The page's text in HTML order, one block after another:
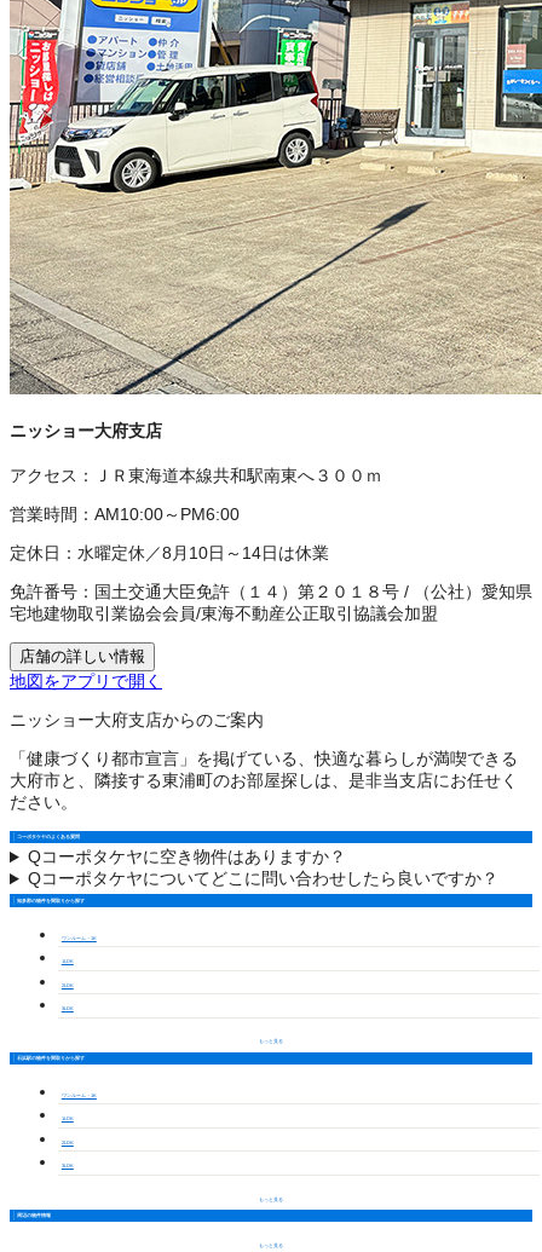
ニッショー大府支店
アクセス：
ＪＲ東海道本線共和駅南東へ３００ｍ
営業時間： AM10:00～PM6:00
定休日： 水曜定休／8月10日～14日は休業
免許番号： 国土交通大臣免許（１４）第２０１８号 /
（公社）愛知県
宅地建物取引業協会会員/東海不動産公正取引協議会加盟
店舗の詳しい情報
地図をアプリで開く
ニッショー大府支店からのご案内
「健康づくり都市宣言」を掲げている、快適な暮らしが満喫できる
大府市と、隣接する東浦町のお部屋探しは、是非当支店にお任せく
ださい。
コーポタケヤのよくある質問
Qコーポタケヤに空き物件はありますか？
Qコーポタケヤについてどこに問い合わせしたら良いですか？
知多郡の物件を間取りから探す
ワンルーム・1K
1LDK
2LDK
3LDK
もっと見る
石浜駅の物件を間取りから探す
ワンルーム・1K
1LDK
2LDK
3LDK
もっと見る
周辺の物件情報
もっと見る